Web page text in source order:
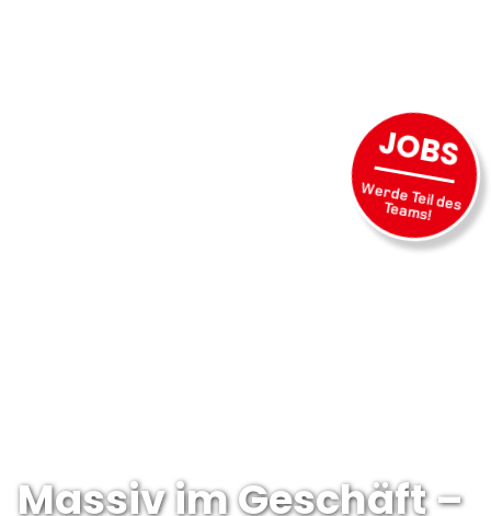
JOBS
Werde Teil des
Teams!
Massiv im Geschäft –